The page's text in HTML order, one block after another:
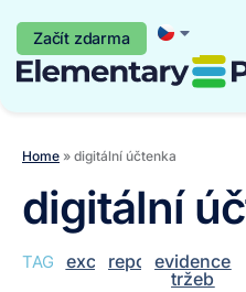
Začít zdarma
Home » digitální účtenka
digitální
TAGY:excelreportevidence
tržeb